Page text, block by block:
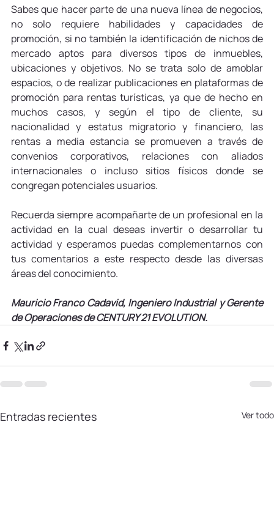
Sabes que hacer parte de una nueva línea de negocios,
no solo requiere habilidades y capacidades de
promoción, si no también la identificación de nichos de
mercado aptos para diversos tipos de inmuebles,
ubicaciones y objetivos. No se trata solo de amoblar
espacios, o de realizar publicaciones en plataformas de
promoción para rentas turísticas, ya que de hecho en
muchos casos, y según el tipo de cliente, su
nacionalidad y estatus migratorio y financiero, las
rentas a media estancia se promueven a través de
convenios corporativos, relaciones con aliados
internacionales o incluso sitios físicos donde se
congregan potenciales usuarios.
Recuerda siempre acompañarte de un profesional en la
actividad en la cual deseas invertir o desarrollar tu
actividad y esperamos puedas complementarnos con
tus comentarios a este respecto desde las diversas
áreas del conocimiento.
Mauricio Franco Cadavid, Ingeniero Industrial y Gerente
de Operaciones de CENTURY 21 EVOLUTION.
Entradas recientes Ver todo